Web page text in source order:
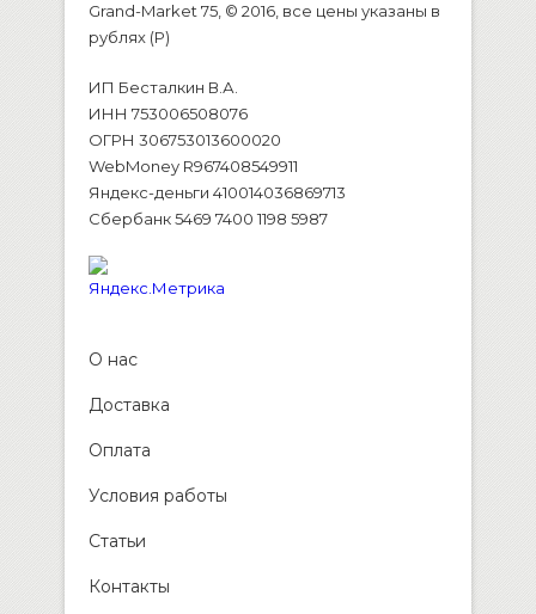
Grand-Market 75, © 2016, все цены указаны в
рублях (P)
ИП Бесталкин В.А.
ИНН 753006508076
ОГРН 306753013600020
WebMoney R967408549911
Яндекс-деньги 410014036869713
Сбербанк 5469 7400 1198 5987
О нас
Доставка
Оплата
Условия работы
Статьи
Контакты